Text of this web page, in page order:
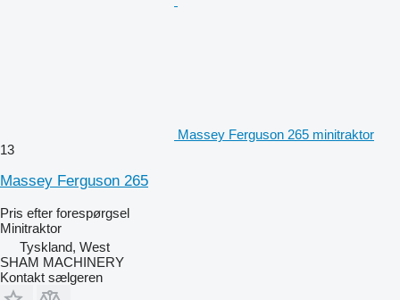
Massey Ferguson 265 minitraktor
13
Massey Ferguson 265
Pris efter forespørgsel
Minitraktor
Tyskland, West
SHAM MACHINERY
Kontakt sælgeren